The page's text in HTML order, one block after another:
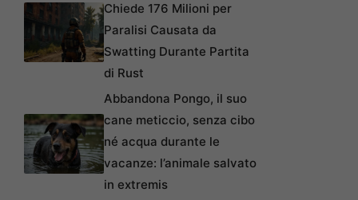
Chiede 176 Milioni per
Paralisi Causata da
Swatting Durante Partita
di Rust
Abbandona Pongo, il suo
cane meticcio, senza cibo
né acqua durante le
vacanze: l’animale salvato
in extremis